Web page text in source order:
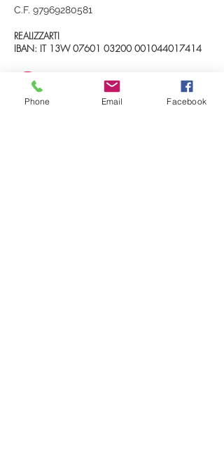
C.F. 97969280581
REALIZZARTI
IBAN: IT 13W07601 03200 001044017414
realizzarti@gmail.com
Phone Email Facebook